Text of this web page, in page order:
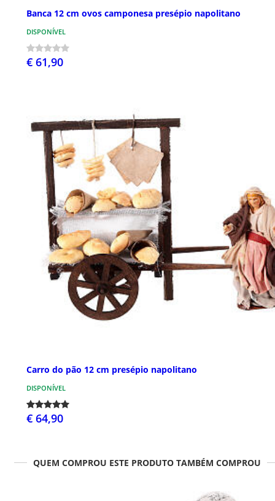
Banca 12 cm ovos camponesa presépio napolitano
DISPONÍVEL
€ 61,90
Carro do pão 12 cm presépio napolitano
DISPONÍVEL
€ 64,90
QUEM COMPROU ESTE PRODUTO TAMBÉM COMPROU